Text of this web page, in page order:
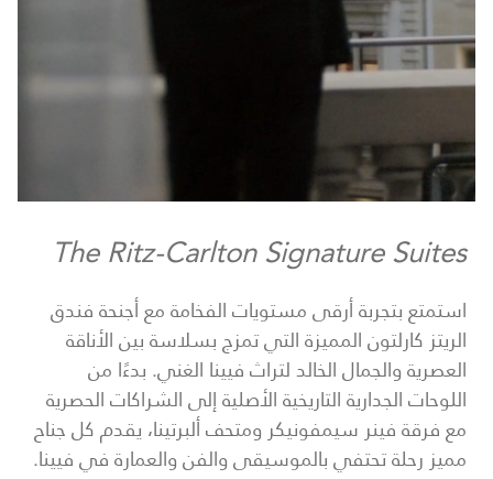
The Ritz-Carlton Signature Suites
استمتع بتجربة أرقى مستويات الفخامة مع أجنحة فندق
الريتز كارلتون المميزة التي تمزج بسلاسة بين الأناقة
العصرية والجمال الخالد لتراث فيينا الغني. بدءًا من
اللوحات الجدارية التاريخية الأصلية إلى الشراكات الحصرية
مع فرقة فينر سيمفونيكر ومتحف ألبرتينا، يقدم كل جناح
مميز رحلة تحتفي بالموسيقى والفن والعمارة في فيينا.